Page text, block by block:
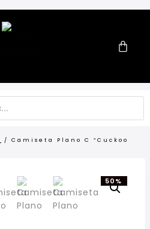
/
Camiseta Plano C “Cuckoo
50%
OFF!